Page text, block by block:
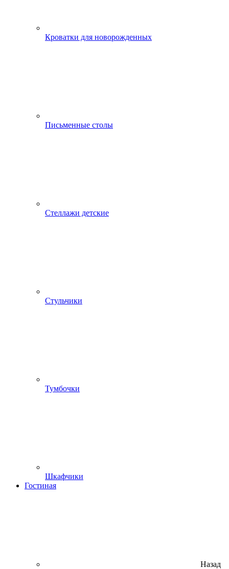
Кроватки для новорожденных
Письменные столы
Стеллажи детские
Стульчики
Тумбочки
Шкафчики
Гостиная
Назад